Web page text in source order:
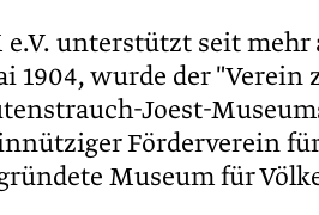
unterstützt seit mehr
1904, wurde der "Verein
Joest-
Förderverein für
Museum für